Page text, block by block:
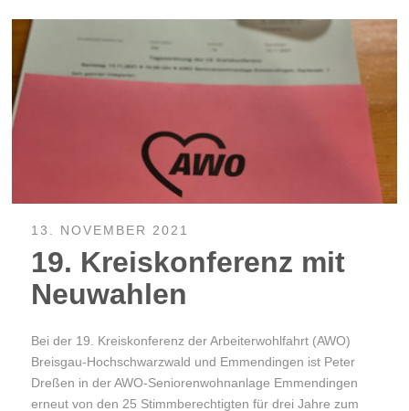
13. NOVEMBER 2021
19. Kreiskonferenz mit
Neuwahlen
Bei der 19. Kreiskonferenz der Arbeiterwohlfahrt (AWO)
Breisgau-Hochschwarzwald und Emmendingen ist Peter
Dreßen in der AWO-Seniorenwohnanlage Emmendingen
erneut von den 25 Stimmberechtigten für drei Jahre zum